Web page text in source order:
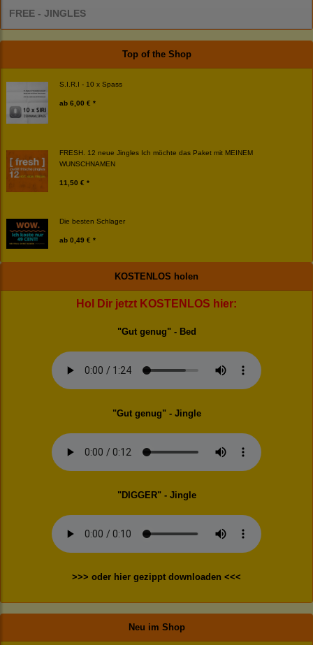
FREE - JINGLES
Top of the Shop
S.I.R.I - 10 x Spass
ab 6,00 € *
FRESH. 12 neue Jingles Ich möchte das Paket mit MEINEM
WUNSCHNAMEN
11,50 € *
Die besten Schlager
ab 0,49 € *
KOSTENLOS holen
Hol Dir jetzt KOSTENLOS hier:
"Gut genug" - Bed
"Gut genug" - Jingle
"DIGGER" - Jingle
>>> oder hier gezippt downloaden <<<
Neu im Shop